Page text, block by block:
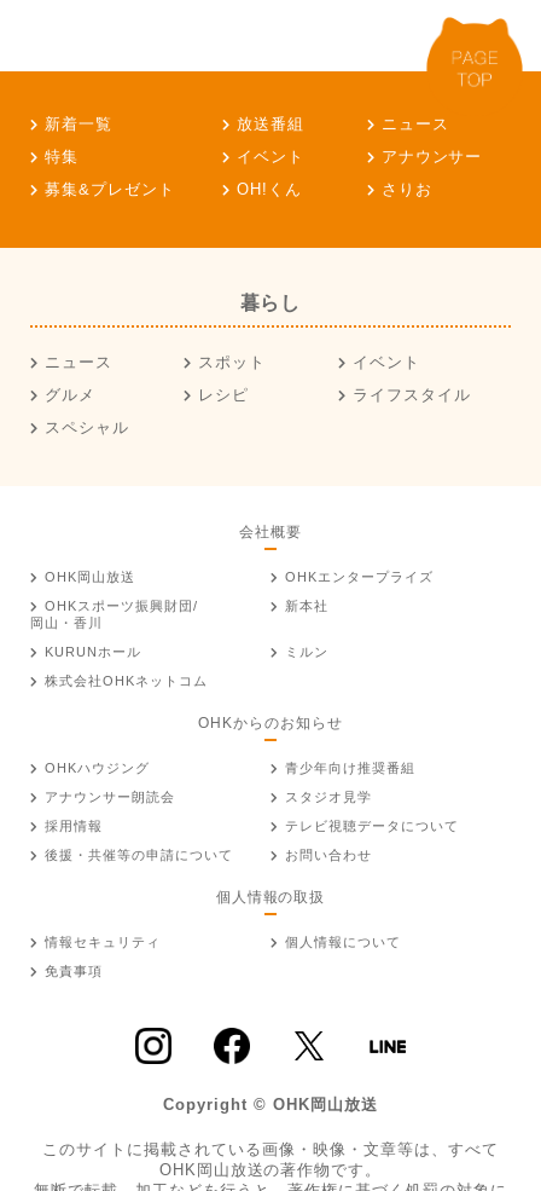
新着一覧 放送番組
ニュース
特集
イベント
アナウンサー
募集&プレゼント
OH!くん さりお
暮らし
ニュース スポット
イベント
グルメ
レシピ
ライフスタイル
スペシャル
会社概要
OHK岡山放送
OHKエンタープライズ
OHKスポーツ振興財団/
岡山・香川
新本社
KURUNホール
ミルン
株式会社OHKネットコム
OHKからのお知らせ
OHKハウジング
青少年向け推奨番組
アナウンサー朗読会
スタジオ見学
採用情報
テレビ視聴データについて
後援・共催等の申請について
お問い合わせ
個人情報の取扱
情報セキュリティ
個人情報について
免責事項
Copyright © OHK岡山放送
このサイトに掲載されている画像・映像・文章等は、すべて
OHK岡山放送の著作物です。